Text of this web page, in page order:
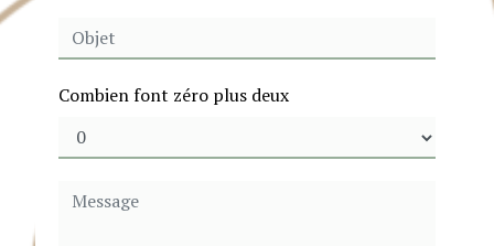
Combien font zéro plus deux